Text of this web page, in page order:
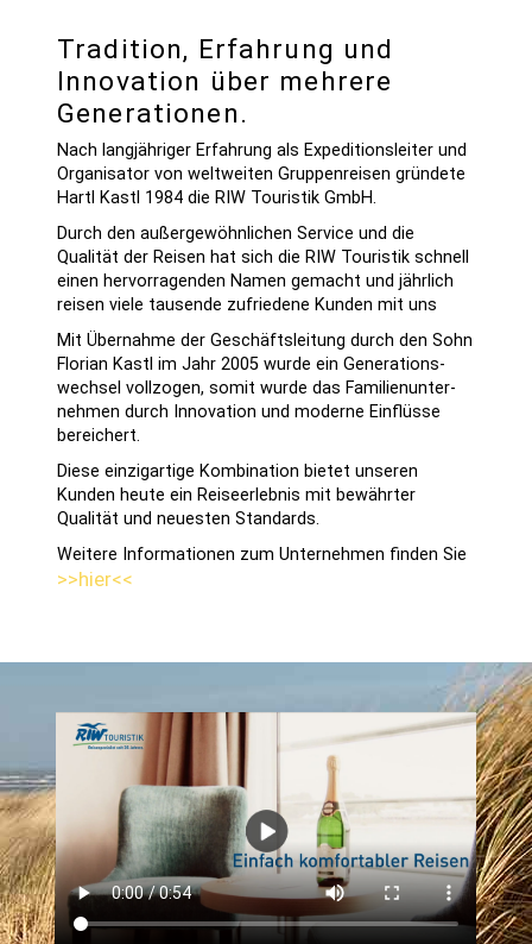
Tradition, Erfahrung und
Innovation über mehrere
Generationen.
Nach langjähriger Erfahrung als Ex­pe­ditions­lei­ter und
Organi­sa­tor von welt­weiten Gruppen­reisen gründete
Hartl Kastl 1984 die RIW Touristik GmbH.
Durch den außer­gewöhn­lichen Service und die
Qualität der Reisen hat sich die RIW Touristik schnell
einen her­vor­ragenden Namen gemacht und jährlich
reisen viele tausende zufriedene Kunden mit uns
Mit Übernahme der Geschäfts­leitung durch den Sohn
Florian Kastl im Jahr 2005 wurde ein Generations­
wechsel vollzogen, somit wurde das Familien­unter­
nehmen durch Innovation und moderne Einflüsse
bereichert.
Diese einzig­artige Kombination bietet unseren
Kunden heute ein Reise­er­leb­nis mit bewährter
Qualität und neuesten Standards.
Weitere Informationen zum Unternehmen finden Sie
>>hier<<